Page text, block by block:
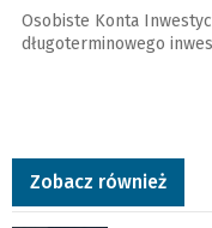
Osobiste Konta
długoterminowego
Zobacz również